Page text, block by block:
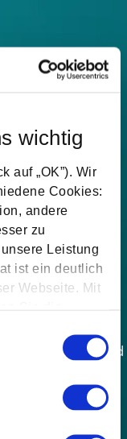
wichtig
auf „OK”). Wir
Cookies:
andere
zu
Leistung
ist ein deutlich
Webseite. Mit
your system and